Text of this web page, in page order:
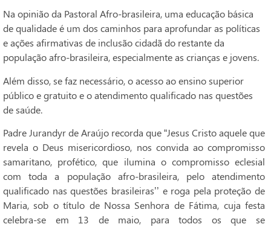
Na opinião da Pastoral Afro-brasileira, uma educação básica
de qualidade é um dos caminhos para aprofundar as políticas
e ações afirmativas de inclusão cidadã do restante da
população afro-brasileira, especialmente as crianças e jovens.
Além disso, se faz necessário, o acesso ao ensino superior
público e gratuito e o atendimento qualificado nas questões
de saúde.
Padre Jurandyr de Araújo recorda que “Jesus Cristo aquele que
revela o Deus misericordioso, nos convida ao compromisso
samaritano, profético, que ilumina o compromisso eclesial
com toda a população afro-brasileira, pelo atendimento
qualificado nas questões brasileiras’’ e roga pela proteção de
Maria, sob o título de Nossa Senhora de Fátima, cuja festa
celebra-se em 13 de maio, para todos os que se